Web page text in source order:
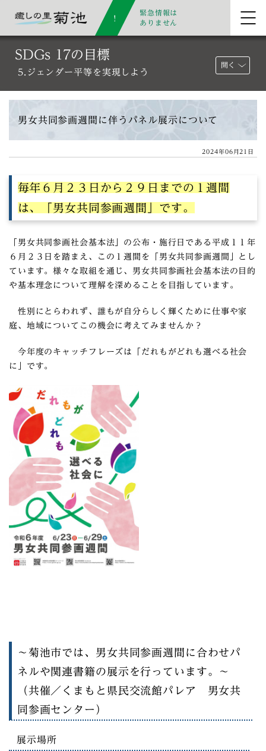
緊急情報は
ありません
SDGs 17の目標
5.ジェンダー平等を実現しよう
開く
男女共同参画週間に伴うパネル展示について
2024年06月21日
毎年６月２３日から２９日までの１週間
は、「男女共同参画週間」です。
「男女共同参画社会基本法」の公布・施行日である平成１１年
６月２３日を踏まえ、この１週間を「男女共同参画週間」とし
ています。様々な取組を通じ、男女共同参画社会基本法の目的
や基本理念について理解を深めることを目指しています。
性別にとらわれず、誰もが自分らしく輝くために仕事や家
庭、地域についてこの機会に考えてみませんか？
今年度のキャッチフレーズは
「だれもがどれも選べる社会
に」 です。
～菊池市では、男女共同参画週間に合わせパ
ネルや関連書籍の展示を行っています。～
（共催／くまもと県民交流館パレア 男女共
同参画センター）
展示場所